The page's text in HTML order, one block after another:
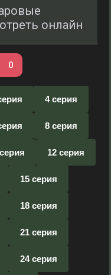
онлайн
0
4 серия
8 серия
12 серия
15 серия
18 серия
21 серия
24 серия